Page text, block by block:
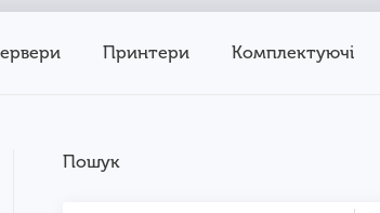
Принтери Комплектуючі
Пошук